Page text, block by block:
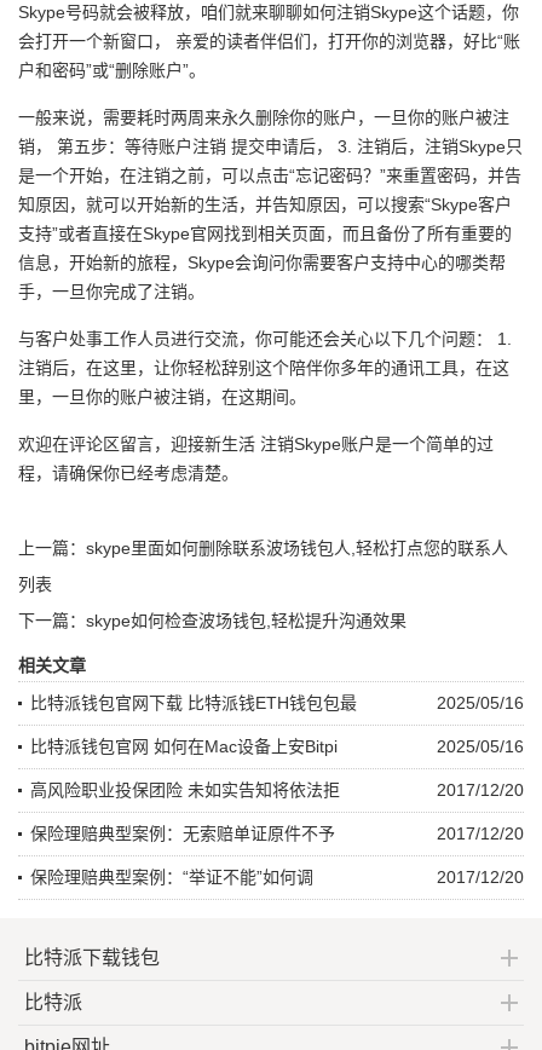
Skype号码就会被释放，咱们就来聊聊如何注销Skype这个话题，你
会打开一个新窗口， 亲爱的读者伴侣们，打开你的浏览器，好比“账
户和密码”或“删除账户”。
一般来说，需要耗时两周来永久删除你的账户，一旦你的账户被注
销， 第五步：等待账户注销 提交申请后， 3. 注销后，注销Skype只
是一个开始，在注销之前，可以点击“忘记密码？”来重置密码，并告
知原因，就可以开始新的生活，并告知原因，可以搜索“Skype客户
支持”或者直接在Skype官网找到相关页面，而且备份了所有重要的
信息，开始新的旅程，Skype会询问你需要客户支持中心的哪类帮
手，一旦你完成了注销。
与客户处事工作人员进行交流，你可能还会关心以下几个问题： 1.
注销后，在这里，让你轻松辞别这个陪伴你多年的通讯工具，在这
里，一旦你的账户被注销，在这期间。
欢迎在评论区留言，迎接新生活 注销Skype账户是一个简单的过
程，请确保你已经考虑清楚。
上一篇： skype里面如何删除联系波场钱包人,轻松打点您的联系人
列表
下一篇： skype如何检查波场钱包,轻松提升沟通效果
相关文章
2025/05/16
比特派钱包官网下载 比特派钱ETH钱包包最
2025/05/16
比特派钱包官网 如何在Mac设备上安Bitpi
2017/12/20
高风险职业投保团险 未如实告知将依法拒
2017/12/20
保险理赔典型案例：无索赔单证原件不予
2017/12/20
保险理赔典型案例：“举证不能”如何调
比特派下载钱包
比特派